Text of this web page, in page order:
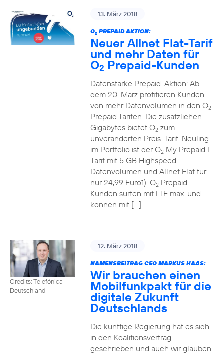
13. März 2018
O2PREPAID AKTION:
Neuer Allnet Flat-Tarif
und mehr Daten für
O2 Prepaid-Kunden
Datenstarke Prepaid-Aktion: Ab
dem 20. März profitieren Kunden
von mehr Datenvolumen in den O2
Prepaid Tarifen. Die zusätzlichen
Gigabytes bietet O2zum
unveränderten Preis. Tarif-Neuling
im Portfolio ist der O2My Prepaid L
Tarif mit 5 GB Highspeed-
Datenvolumen und Allnet Flat für
nur 24,99 Euro1). O2Prepaid
Kunden surfen mit LTE max. und
können mit […]
Credits: Telefónica
Deutschland
12. März 2018
NAMENSBEITRAG CEO MARKUS HAAS:
Wir brauchen einen
Mobilfunkpakt für die
digitale Zukunft
Deutschlands
Die künftige Regierung hat es sich
in den Koalitionsvertrag
geschrieben und auch wir glauben